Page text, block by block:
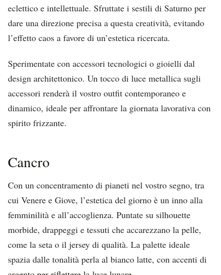
eclettico e intellettuale. Sfruttate i sestili di Saturno per
dare una direzione precisa a questa creatività, evitando
l’effetto caos a favore di un’estetica ricercata.
Sperimentate con accessori tecnologici o gioielli dal
design architettonico. Un tocco di luce metallica sugli
accessori renderà il vostro outfit contemporaneo e
dinamico, ideale per affrontare la giornata lavorativa con
spirito frizzante.
Cancro
Con un concentramento di pianeti nel vostro segno, tra
cui Venere e Giove, l’estetica del giorno è un inno alla
femminilità e all’accoglienza. Puntate su silhouette
morbide, drappeggi e tessuti che accarezzano la pelle,
come la seta o il jersey di qualità. La palette ideale
spazia dalle tonalità perla al bianco latte, con accenti di